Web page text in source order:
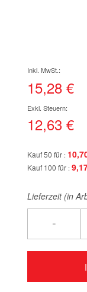
der
Bildgalerie
15,28 €
12,63 €
Kauf 50 für
Kauf 100 für
Lieferzeit (in
-